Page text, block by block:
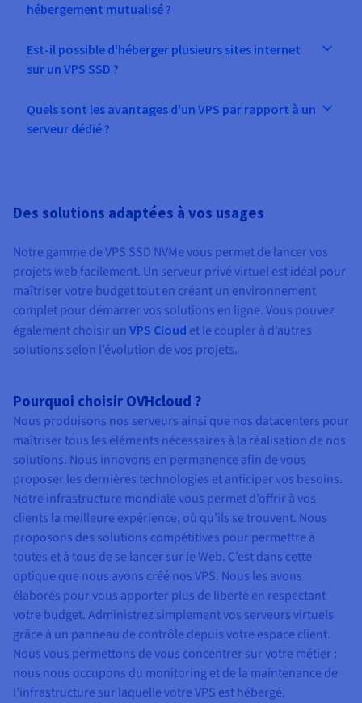
hébergement mutualisé ?
Est-il possible d'héberger plusieurs sites internet
sur un VPS SSD ?
Quels sont les avantages d'un VPS par rapport à un
serveur dédié ?
Des solutions adaptées à vos usages
Notre gamme de VPS SSD NVMe vous permet de lancer vos
projets web facilement. Un serveur privé virtuel est idéal pour
maîtriser votre budget tout en créant un environnement
complet pour démarrer vos solutions en ligne. Vous pouvez
également choisir un VPS Cloud et le coupler à d’autres
solutions selon l’évolution de vos projets.
Pourquoi choisir OVHcloud ?
Nous produisons nos serveurs ainsi que nos datacenters pour
maîtriser tous les éléments nécessaires à la réalisation de nos
solutions. Nous innovons en permanence afin de vous
proposer les dernières technologies et anticiper vos besoins.
Notre infrastructure mondiale vous permet d’offrir à vos
clients la meilleure expérience, où qu’ils se trouvent. Nous
proposons des solutions compétitives pour permettre à
toutes et à tous de se lancer sur le Web. C’est dans cette
optique que nous avons créé nos VPS. Nous les avons
élaborés pour vous apporter plus de liberté en respectant
votre budget. Administrez simplement vos serveurs virtuels
grâce à un panneau de contrôle depuis votre espace client.
Nous vous permettons de vous concentrer sur votre métier :
nous nous occupons du monitoring et de la maintenance de
l’infrastructure sur laquelle votre VPS est hébergé.